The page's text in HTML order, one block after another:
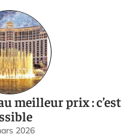
meilleur prix : c’est
2026